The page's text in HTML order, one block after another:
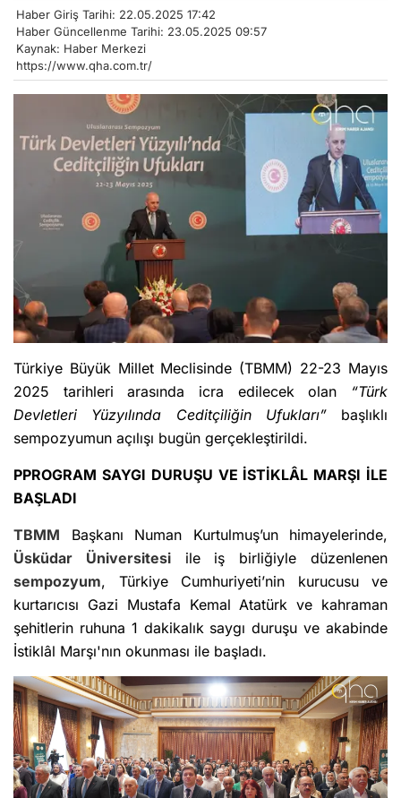
Haber Giriş Tarihi: 22.05.2025 17:42
Haber Güncellenme Tarihi: 23.05.2025 09:57
Kaynak: Haber Merkezi
https://www.qha.com.tr/
Türkiye Büyük Millet Meclisinde (TBMM) 22-23 Mayıs
2025 tarihleri arasında icra edilecek olan “Türk
Devletleri Yüzyılında Ceditçiliğin Ufukları”başlıklı
sempozyumun açılışı bugün gerçekleştirildi.
PPROGRAM SAYGI DURUŞU VE İSTİKLÂL MARŞI İLE
BAŞLADI
TBMM Başkanı Numan Kurtulmuş’un himayelerinde,
Üsküdar Üniversitesiile iş birliğiyle düzenlenen
sempozyum, Türkiye Cumhuriyeti’nin kurucusu ve
kurtarıcısı Gazi Mustafa Kemal Atatürk ve kahraman
şehitlerin ruhuna 1 dakikalık saygı duruşu ve akabinde
İstiklâl Marşı'nın okunması ile başladı.